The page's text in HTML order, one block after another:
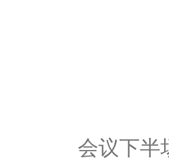
会议下半